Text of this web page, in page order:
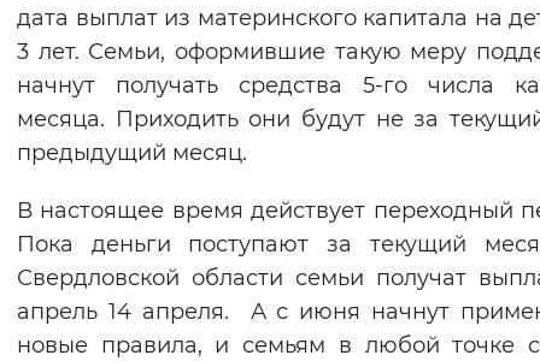
Цвет сайта
Монохромный Инверсивный
Синий фон
Включены Выключены
Звуковой ассистент
Воспроизвести Остановить
дата выплат из материнского капитала на
3 лет. Семьи, оформившие такую меру
начнут получать средства 5-го числа
месяца. Приходить они будут не за
предыдущий месяц.
В настоящее время действует переходный
Пока деньги поступают за текущий
Свердловской области семьи получат
апрель 14 апреля. А с июня начнут
новые правила, и семьям в любой точке